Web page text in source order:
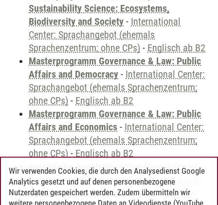
Sustainability Science: Ecosystems,
Biodiversity and Society - International
Center: Sprachangebot (ehemals
Sprachenzentrum; ohne CPs) - Englisch ab B2
Masterprogramm Governance & Law: Public
Affairs and Democracy - International Center:
Sprachangebot (ehemals Sprachenzentrum;
ohne CPs) - Englisch ab B2
Masterprogramm Governance & Law: Public
Affairs and Economics - International Center:
Sprachangebot (ehemals Sprachenzentrum;
ohne CPs) - Englisch ab B2
zusätzliche Angebote- International Center:
Sprachangebot (ehemals Sprachenzentrum)
Sprachangebot und Sonderveranstaltungen
Wir verwenden Cookies, die durch den Analysedienst Google
Analytics gesetzt und auf denen personenbezogene
Nutzerdaten gespeichert werden. Zudem übermitteln wir
weitere personenbezogene Daten an Videodienste (YouTube,